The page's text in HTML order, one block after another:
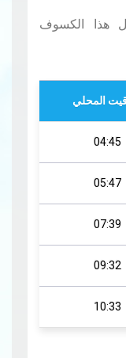
هذا الكسوف
المحلي
04:45
05:47
07:39
09:32
10:33